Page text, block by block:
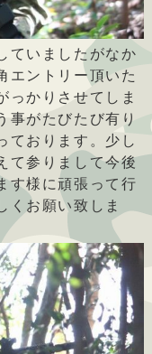
ていましたがなか
エントリー頂いた
っかりさせてしま
事がたびたび有り
ております。少し
て参りまして今後
す様に頑張って行
くお願い致しま